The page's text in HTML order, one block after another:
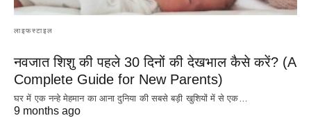
लाइफस्टाइल
नवजात शिशु की पहले 30 दिनों की देखभाल कैसे करें? (A
Complete Guide for New Parents)
घर में एक नन्हे मेहमान का आना दुनिया की सबसे बड़ी खुशियों में से एक…
9 months ago